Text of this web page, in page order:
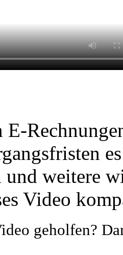
E-
und weitere
Video
geholfen?